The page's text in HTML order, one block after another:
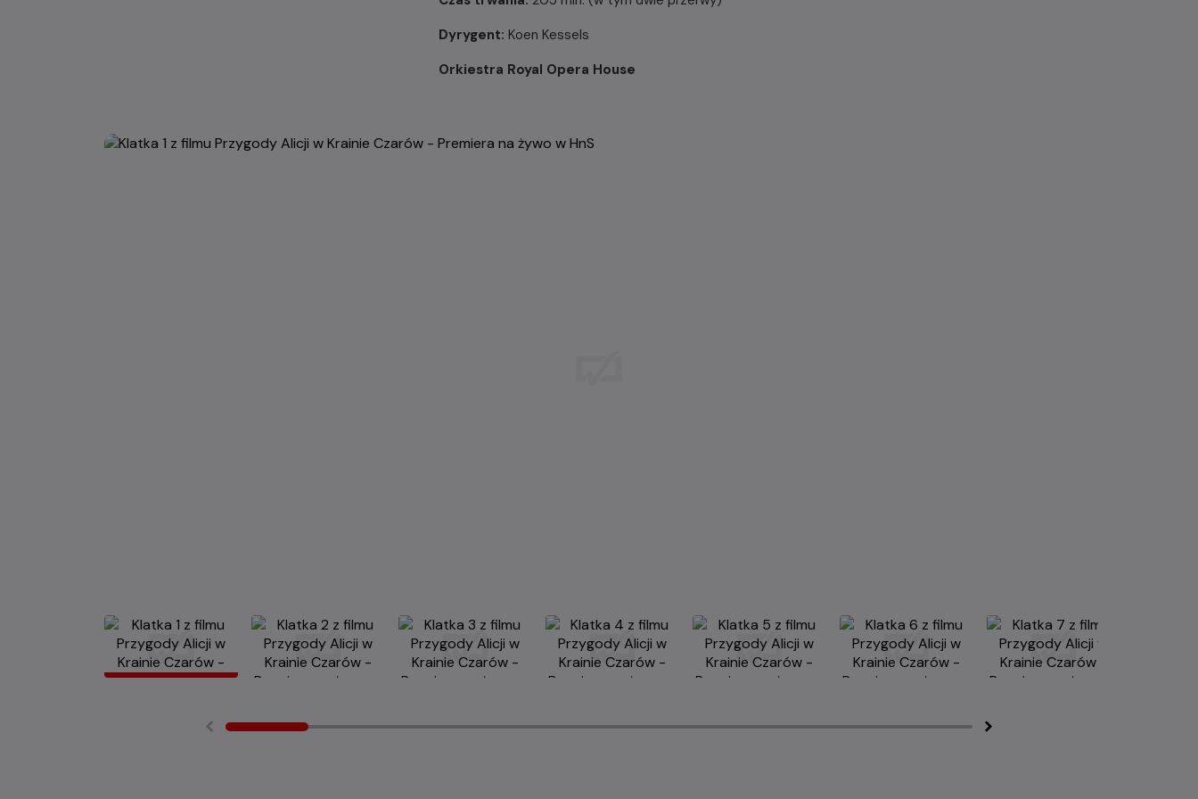
Dyrygent: Koen Kessels
Orkiestra Royal Opera House